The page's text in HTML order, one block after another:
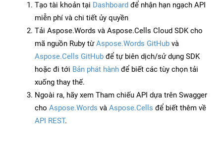
Tạo tài khoản tại Dashboard để nhận hạn ngạch API
miễn phí và chi tiết ủy quyền
Tải Aspose.Words và Aspose.Cells Cloud SDK cho
mã nguồn Ruby từAspose.Words GitHub và
Aspose.Cells GitHub để tự biên dịch/sử dụng SDK
hoặc đi tới Bản phát hành để biết các tùy chọn tải
xuống thay thế.
Ngoài ra, hãy xem Tham chiếu API dựa trên Swagger
cho Aspose.Words và Aspose.Cells để biết thêm về
API REST.